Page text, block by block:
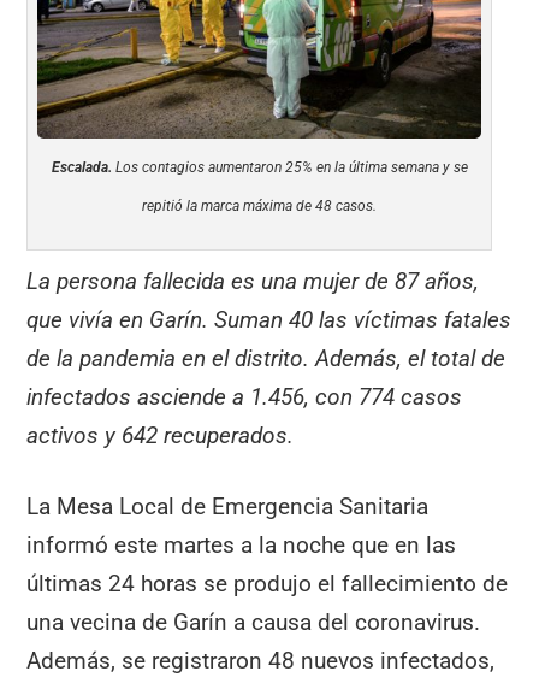
Escalada. Los contagios aumentaron 25% en la última semana y se
repitió la marca máxima de 48 casos.
La persona fallecida es una mujer de 87 años,
que vivía en Garín. Suman 40 las víctimas fatales
de la pandemia en el distrito. Además, el total de
infectados asciende a 1.456, con 774 casos
activos y 642 recuperados.
La Mesa Local de Emergencia Sanitaria
informó este martes a la noche que en las
últimas 24 horas se produjo el fallecimiento de
una vecina de Garín a causa del coronavirus.
Además, se registraron 48 nuevos infectados,